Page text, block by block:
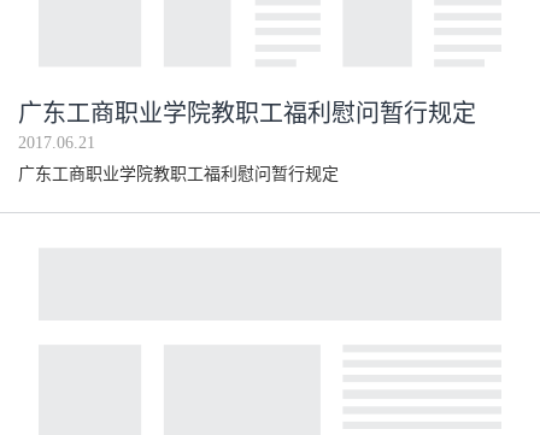
广东工商职业学院教职工福利慰问暂行规定
2017.06.21
广东工商职业学院教职工福利慰问暂行规定